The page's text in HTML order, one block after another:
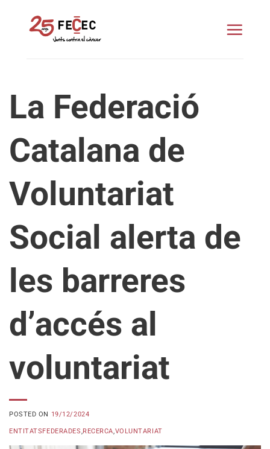
La Federació
Catalana de
Voluntariat
Social alerta de
les barreres
d’accés al
voluntariat
POSTED ON 19/12/2024
ENTITATSFEDERADES,RECERCA,VOLUNTARIAT